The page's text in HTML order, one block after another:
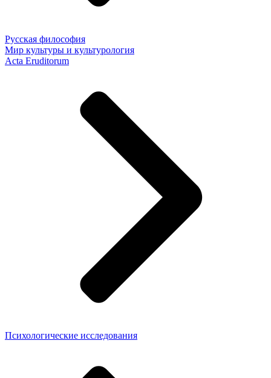
Русская философия
Мир культуры и культурология
Acta Eruditorum
Психологические исследования